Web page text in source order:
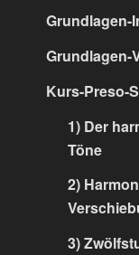
Grundlagen-
Grundlagen-
Kurs-Preso-
1) Der
Töne
2)
3)